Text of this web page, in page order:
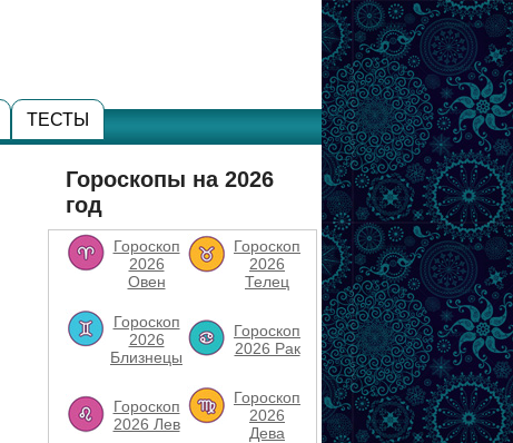
ТЕСТЫ
Гороскопы на 2026
год
Гороскоп
2026
Овен
Гороскоп
2026
Телец
Гороскоп
2026
Близнецы
Гороскоп
2026 Рак
Гороскоп
2026 Лев
Гороскоп
2026
Дева